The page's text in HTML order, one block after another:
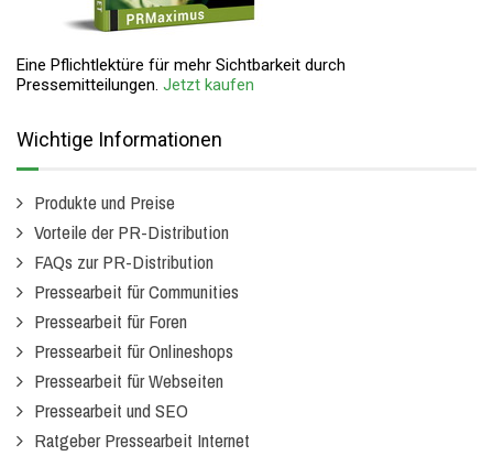
Eine Pflichtlektüre für mehr Sichtbarkeit durch
Pressemitteilungen. Jetzt kaufen
Wichtige Informationen
Produkte und Preise
Vorteile der PR-Distribution
FAQs zur PR-Distribution
Pressearbeit für Communities
Pressearbeit für Foren
Pressearbeit für Onlineshops
Pressearbeit für Webseiten
Pressearbeit und SEO
Ratgeber Pressearbeit Internet